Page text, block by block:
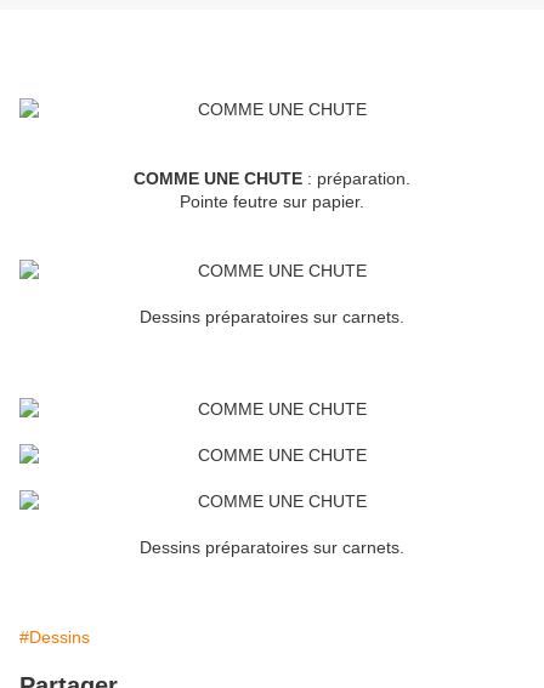
COMME UNE CHUTE : préparation.
Pointe feutre sur papier.
Dessins préparatoires sur carnets.
Dessins préparatoires sur carnets.
#Dessins